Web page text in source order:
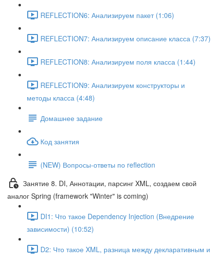
REFLECTION6: Анализируем пакет (1:06)
REFLECTION7: Анализируем описание класса (7:37)
REFLECTION8: Анализируем поля класса (1:44)
REFLECTION9: Анализируем конструкторы и
методы класса (4:48)
Домашнее задание
Код занятия
(NEW) Вопросы-ответы по reflection
Занятие 8. DI, Аннотации, парсинг XML, создаем свой
аналог Spring (framework "Winter" is coming)
DI1: Что такое Dependency Injection (Внедрение
зависимости) (10:52)
D2: Что такое XML, разница между декларативным и